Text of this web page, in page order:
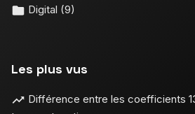
Digital (9)
Les plus vus
Différence entre les coefficients